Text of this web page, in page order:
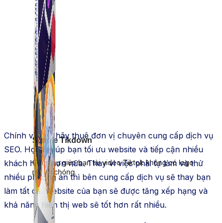
Simple Tikdown
Công cụ giúp bạn tải video Tiktok không có logo
nhanh chóng.
Chính vì vậy, hãy thuê đơn vị chuyên cung cấp dịch vụ
SEO. Họ sẽ giúp bạn tối ưu website và tiếp cận nhiều
khách hàng hơn nữa. Thay vì việc phải tự làm và thử
nhiều phương án thì bên cung cấp dịch vụ sẽ thay bạn
làm tất cả. Website của bạn sẽ được tăng xếp hạng và
khả năng hiển thị web sẽ tốt hơn rất nhiều.